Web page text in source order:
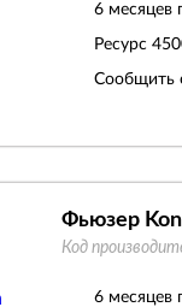
6 месяцев
Ресурс
Сообщить
Фьюзер
Код
6 месяцев